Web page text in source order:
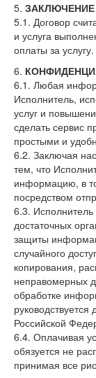
5.
5.1. Договор
и услуга
оплаты за услугу.
6.
6.1. Любая
Исполнитель,
услуг и
сделать сервис
простыми и
6.2. Заключая
тем, что
информацию, в
посредством
6.3.
достаточных
защиты
случайного
копирования,
неправомерных
обработке
Российской
6.4. Оплачивая
обязуется не
принимая все